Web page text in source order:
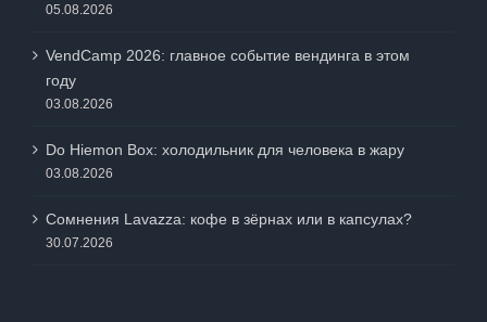
05.08.2026
VendCamp 2026: главное событие вендинга в этом
году
03.08.2026
Do Hiemon Box: холодильник для человека в жару
03.08.2026
Сомнения Lavazza: кофе в зёрнах или в капсулах?
30.07.2026